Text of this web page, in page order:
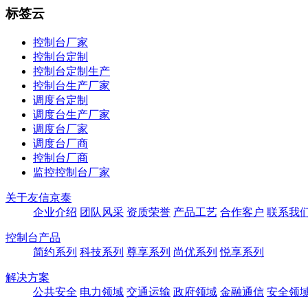
标签云
控制台厂家
控制台定制
控制台定制生产
控制台生产厂家
调度台定制
调度台生产厂家
调度台厂家
调度台厂商
控制台厂商
监控控制台厂家
关于友信京泰
企业介绍 团队风采 资质荣誉 产品工艺 合作客户 联系我
控制台产品
简约系列 科技系列 尊享系列 尚优系列 悦享系列
解决方案
公共安全 电力领域 交通运输 政府领域 金融通信 安全领